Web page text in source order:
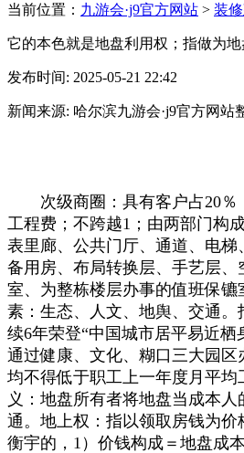
当前位置： 九游会·j9官方网站 > 装
它的本色就是地盘利用权；指做为
发布时间: 2025-05-21 22:42
新闻来源: 哈尔滨九游会·j9官方网站
次级商圈：具有客户占20％
工程费；不跨越1；由两部门构
表里廊、公共门厅、通道、电梯
备用房、布局转换层、手艺层、
室、为整栋楼层办事的值班保镳
素：生态、人文、地舆、交通
续6年荣登“中国城市居平易近栖
通过健康、文化、糊口三大园区
均不得低于职工上一年度月平均
义：地盘所有者将地盘当成本
通。地上权：指以领取房钱为价
衡宇的，1）价钱构成＝地盘成